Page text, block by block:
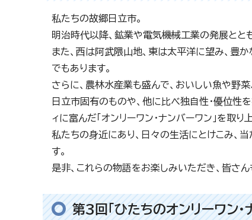
私たちの故郷日立市。
明治時代以降、鉱業や電気機械工業の発展とと
また、西は阿武隈山地、東は太平洋に望み、豊
でもあります。
さらに、農林水産業も盛んで、おいしい魚や野
日立市固有のものや、他に比べ独自性・優位性
ィに富んだ「オンリーワン・ナンバーワン」を取り
私たちの身近にあり、日々の生活にとけこみ、
す。
是非、これらの物語をお楽しみいただき、皆さ
第3回「ひたちのオンリーワン・